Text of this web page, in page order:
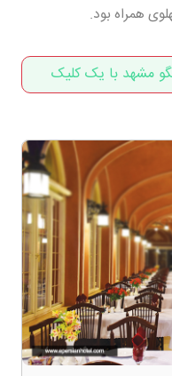
همراه بود.
مشهد با یک کلیک